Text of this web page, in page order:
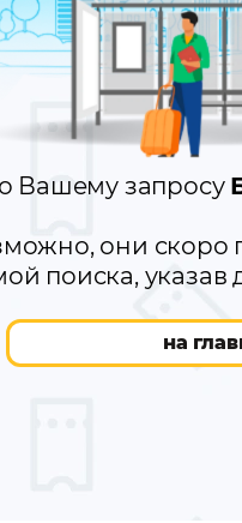
Вашему запросу
они скоро
поиска,
на